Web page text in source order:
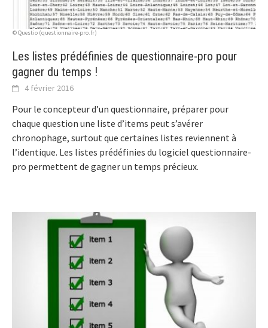
© Questio (questionnaire-pro.fr)
Les listes prédéfinies de questionnaire-pro pour
gagner du temps !
4 février 2016
Pour le concepteur d’un questionnaire, préparer pour
chaque question une liste d’items peut s’avérer
chronophage, surtout que certaines listes reviennent à
l’identique. Les listes prédéfinies du logiciel questionnaire-
pro permettent de gagner un temps précieux.